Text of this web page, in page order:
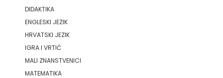
BOSNE
SALESIANA
SANDORF
DIDAKTIKA
ENGLESKI JEZIK
HRVATSKI JEZIK
IGRA I VRTIĆ
MALI ZNANSTVENICI
MATEMATIKA